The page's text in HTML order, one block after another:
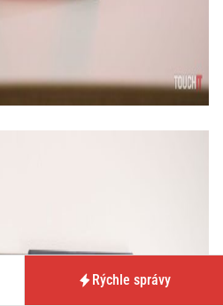
Rýchle správy